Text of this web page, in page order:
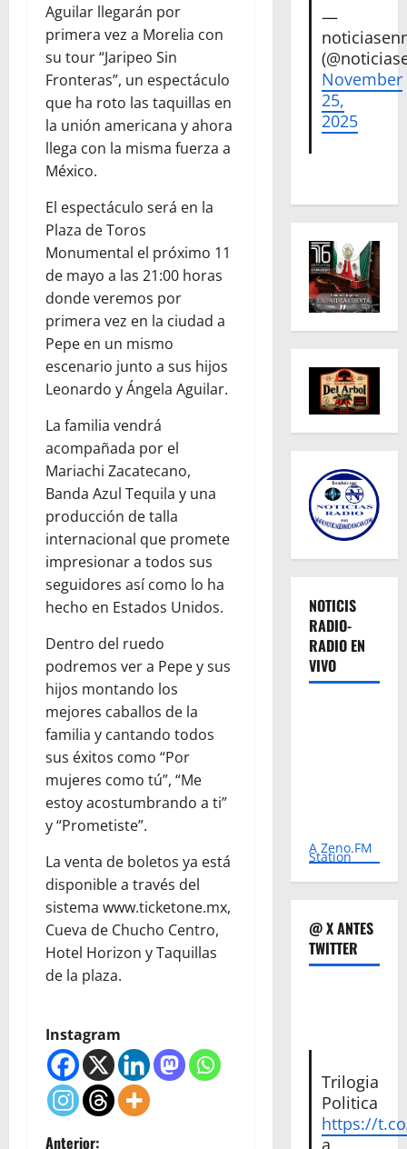
Aguilar llegarán por
primera vez a Morelia con
su tour “Jaripeo Sin
Fronteras”, un espectáculo
que ha roto las taquillas en
la unión americana y ahora
llega con la misma fuerza a
México.
El espectáculo será en la
Plaza de Toros
Monumental el próximo 11
de mayo a las 21:00 horas
donde veremos por
primera vez en la ciudad a
Pepe en un mismo
escenario junto a sus hijos
Leonardo y Ángela Aguilar.
La familia vendrá
acompañada por el
Mariachi Zacatecano,
Banda Azul Tequila y una
producción de talla
internacional que promete
impresionar a todos sus
seguidores así como lo ha
hecho en Estados Unidos.
Dentro del ruedo
podremos ver a Pepe y sus
hijos montando los
mejores caballos de la
familia y cantando todos
sus éxitos como “Por
mujeres como tú”, “Me
estoy acostumbrando a ti”
y “Prometiste”.
La venta de boletos ya está
disponible a través del
sistema www.ticketone.mx,
Cueva de Chucho Centro,
Hotel Horizon y Taquillas
de la plaza.
Instagram
Anterior:
—
November
25,
2025
NOTICIS
RADIO-
RADIO EN
VIVO
A Zeno.FM
Station
@ X ANTES
TWITTER
Trilogia
Politica
https://